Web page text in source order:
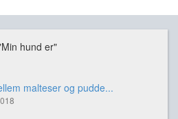
hund er"
malteser og pudde...